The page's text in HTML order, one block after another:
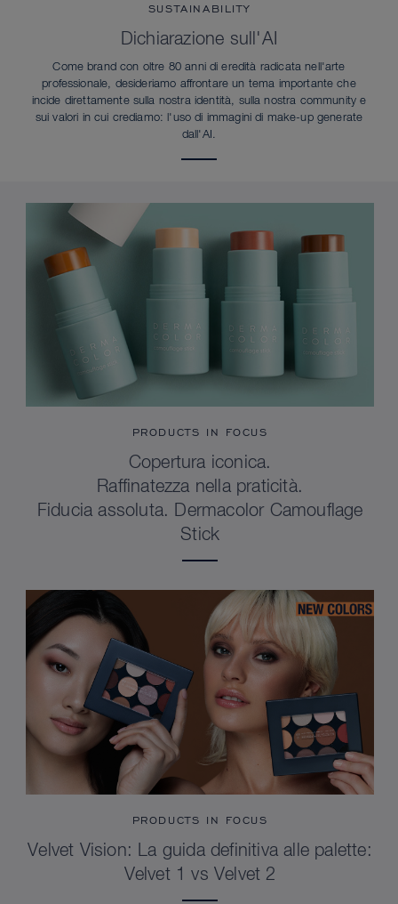
SUSTAINABILITY
Dichiarazione sull'AI
Come brand con oltre 80 anni di eredità radicata nell'arte
professionale, desideriamo affrontare un tema importante che
incide direttamente sulla nostra identità, sulla nostra community e
sui valori in cui crediamo: l'uso di immagini di make-up generate
dall'AI.
PRODUCTS IN FOCUS
Copertura iconica.
Raffinatezza nella praticità.
Fiducia assoluta. Dermacolor Camouflage
Stick
PRODUCTS IN FOCUS
Velvet Vision: La guida definitiva alle palette:
Velvet 1 vs Velvet 2